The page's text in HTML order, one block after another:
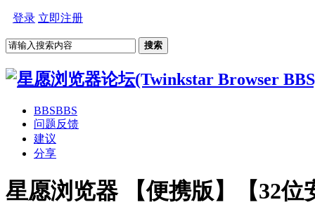
登录 立即注册
搜索
BBSBBS
问题反馈
建议
分享
星愿浏览器 【便携版】【32